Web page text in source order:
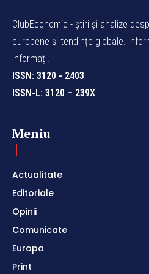
ClubEconomic - știri și analize
europene și tendințe globale.
informați.
ISSN: 3120 - 2403
ISSN-L: 3120 – 239X
Meniu
Actualitate
Editoriale
Opinii
Comunicate
Europa
Print